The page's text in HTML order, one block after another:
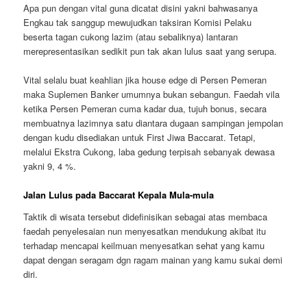
Apa pun dengan vital guna dicatat disini yakni bahwasanya
Engkau tak sanggup mewujudkan taksiran Komisi Pelaku
beserta tagan cukong lazim (atau sebaliknya) lantaran
merepresentasikan sedikit pun tak akan lulus saat yang serupa.
Vital selalu buat keahlian jika house edge di Persen Pemeran
maka Suplemen Banker umumnya bukan sebangun. Faedah vila
ketika Persen Pemeran cuma kadar dua, tujuh bonus, secara
membuatnya lazimnya satu diantara dugaan sampingan jempolan
dengan kudu disediakan untuk First Jiwa Baccarat. Tetapi,
melalui Ekstra Cukong, laba gedung terpisah sebanyak dewasa
yakni 9, 4 %.
Jalan Lulus pada Baccarat Kepala Mula-mula
Taktik di wisata tersebut didefinisikan sebagai atas membaca
faedah penyelesaian nun menyesatkan mendukung akibat itu
terhadap mencapai keilmuan menyesatkan sehat yang kamu
dapat dengan seragam dgn ragam mainan yang kamu sukai demi
diri.